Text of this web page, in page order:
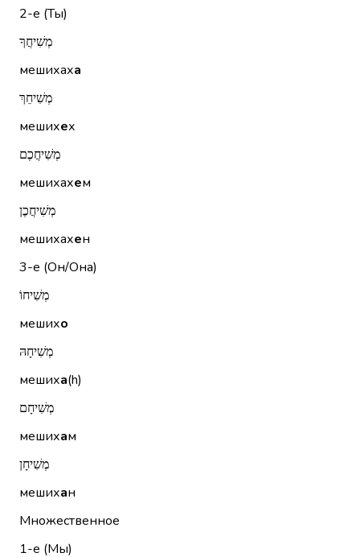
2-е (Ты)
מְשִׁיחֲךָ
мешихаха
מְשִׁיחֵךְ
мешихех
מְשִׁיחֲכֶם
мешихахем
מְשִׁיחֲכֶן
мешихахен
3-е (Он/Она)
מְשִׁיחוֹ
мешихо
מְשִׁיחָהּ
мешиха(h)
מְשִׁיחָם
мешихам
מְשִׁיחָן
мешихан
Множественное
1-е (Мы)